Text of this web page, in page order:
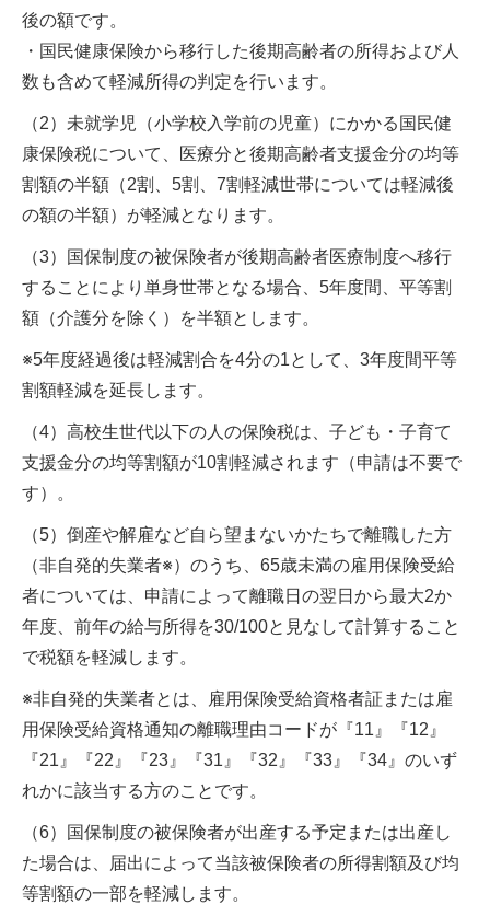
後の額です。
・国民健康保険から移行した後期高齢者の所得および人
数も含めて軽減所得の判定を行います。
（2）未就学児（小学校入学前の児童）にかかる国民健
康保険税について、医療分と後期高齢者支援金分の均等
割額の半額（2割、5割、7割軽減世帯については軽減後
の額の半額）が軽減となります。
（3）国保制度の被保険者が後期高齢者医療制度へ移行
することにより単身世帯となる場合、5年度間、平等割
額（介護分を除く）を半額とします。
※5年度経過後は軽減割合を4分の1として、3年度間平等
割額軽減を延長します。
（4）高校生世代以下の人の保険税は、子ども・子育て
支援金分の均等割額が10割軽減されます（申請は不要で
す）。
（5）倒産や解雇など自ら望まないかたちで離職した方
（非自発的失業者※）のうち、65歳未満の雇用保険受給
者については、申請によって離職日の翌日から最大2か
年度、前年の給与所得を30/100と見なして計算すること
で税額を軽減します。
※非自発的失業者とは、雇用保険受給資格者証または雇
用保険受給資格通知の離職理由コードが『11』『12』
『21』『22』『23』『31』『32』『33』『34』のいず
れかに該当する方のことです。
（6）国保制度の被保険者が出産する予定または出産し
た場合は、届出によって当該被保険者の所得割額及び均
等割額の一部を軽減します。